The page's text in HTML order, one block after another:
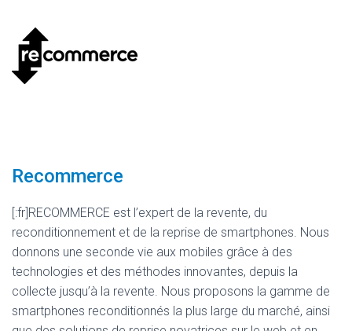
Recommerce
[:fr]RECOMMERCE est l’expert de la revente, du
reconditionnement et de la reprise de smartphones. Nous
donnons une seconde vie aux mobiles grâce à des
technologies et des méthodes innovantes, depuis la
collecte jusqu’à la revente. Nous proposons la gamme de
smartphones reconditionnés la plus large du marché, ainsi